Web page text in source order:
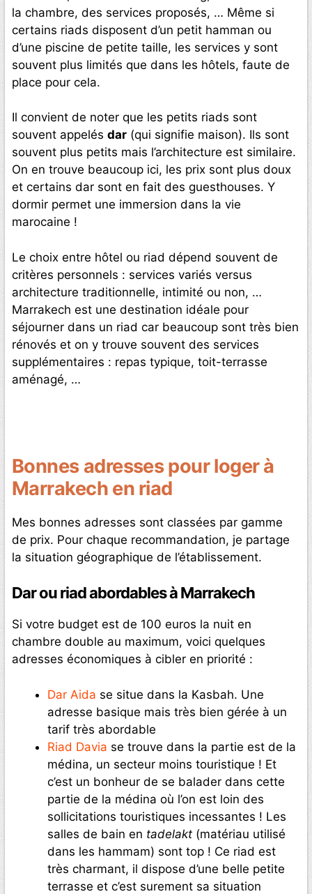
la chambre, des services proposés, … Même si
certains riads disposent d’un petit hamman ou
d’une piscine de petite taille, les services y sont
souvent plus limités que dans les hôtels, faute de
place pour cela.
Il convient de noter que les petits riads sont
souvent appelés dar (qui signifie maison). Ils sont
souvent plus petits mais l’architecture est similaire.
On en trouve beaucoup ici, les prix sont plus doux
et certains dar sont en fait des guesthouses. Y
dormir permet une immersion dans la vie
marocaine !
Le choix entre hôtel ou riad dépend souvent de
critères personnels : services variés versus
architecture traditionnelle, intimité ou non, …
Marrakech est une destination idéale pour
séjourner dans un riad car beaucoup sont très bien
rénovés et on y trouve souvent des services
supplémentaires : repas typique, toit-terrasse
aménagé, …
Bonnes adresses pour loger à
Marrakech en riad
Mes bonnes adresses sont classées par gamme
de prix. Pour chaque recommandation, je partage
la situation géographique de l’établissement.
Dar ou riad abordables à Marrakech
Si votre budget est de 100 euros la nuit en
chambre double au maximum, voici quelques
adresses économiques à cibler en priorité :
Dar Aida se situe dans la Kasbah. Une
adresse basique mais très bien gérée à un
tarif très abordable
Riad Davia se trouve dans la partie est de la
médina, un secteur moins touristique ! Et
c’est un bonheur de se balader dans cette
partie de la médina où l’on est loin des
sollicitations touristiques incessantes ! Les
salles de bain en tadelakt (matériau utilisé
dans les hammam) sont top ! Ce riad est
très charmant, il dispose d’une belle petite
terrasse et c’est surement sa situation